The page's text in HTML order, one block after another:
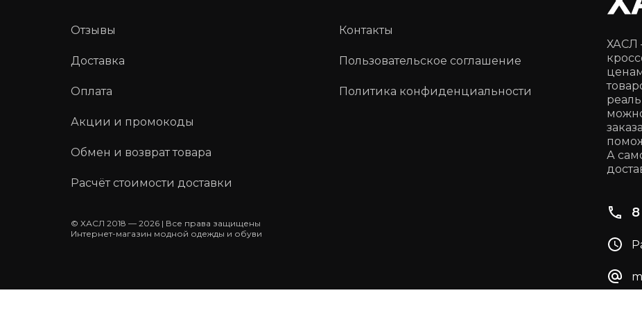
Отзывы
Доставка
Оплата
Акции и промокоды
Обмен и возврат товара
Расчёт стоимости доставки
© ХАСЛ 2018 — 2026 | Все права защищены
Интернет-магазин модной одежды и обуви
Контакты
Пользовательское соглашение
Политика конфиденциальности
ХАСЛ
А